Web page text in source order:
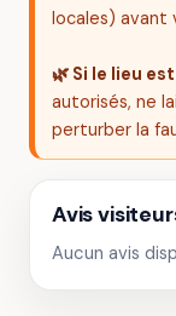
locales) avant
🌿 Si le lieu
autorisés, ne
perturber la
Avis
Aucun avis